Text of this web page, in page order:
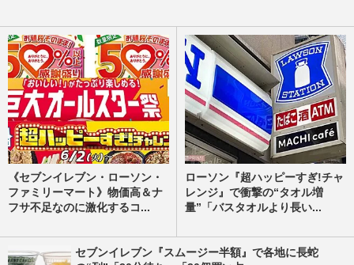
《セブンイレブン・ローソン・
ファミリーマート》物価高＆ナ
フサ不足なのに激化するコ...
ローソン『超ハッピーすぎ!チャ
レンジ』で衝撃の“タオル増
量”「バスタオルより長い...
セブンイレブン『スムージー半額』で各地に長蛇